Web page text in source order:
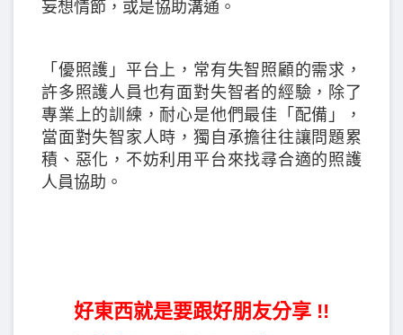
妄想情節，或是協助溝通。
「優照護」平台上，常有失智照顧的需求，
許多照護人員也有面對失智者的經驗，除了
專業上的訓練，耐心是他們最佳「配備」，
當面對失智家人時，獨自承擔往往讓問題累
積、惡化，不妨利用平台來找尋合適的照護
人員協助。
好東西就是要跟好朋友分享 !!